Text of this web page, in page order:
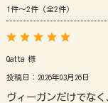
1件～2件（全2件）
Qatta 様
投稿日：2026年03月26日
ヴィーガンだけでな